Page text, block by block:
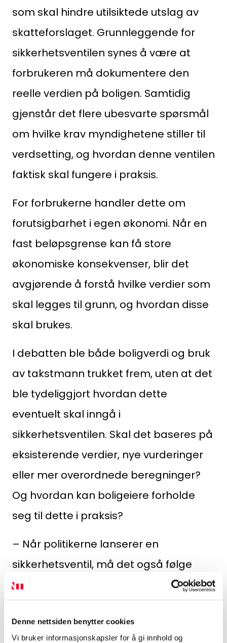
Denne nettsiden benytter cookies
Vi bruker informasjonskapsler for å gi innhold og
Søk
etter:
som skal hindre utilsiktede utslag av
skatteforslaget. Grunnleggende for
sikkerhetsventilen synes å være at
forbrukeren må dokumentere den
reelle verdien på boligen. Samtidig
gjenstår det flere ubesvarte spørsmål
om hvilke krav myndighetene stiller til
verdsetting, og hvordan denne ventilen
faktisk skal fungere i praksis.
For forbrukerne handler dette om
forutsigbarhet i egen økonomi. Når en
fast beløpsgrense kan få store
økonomiske konsekvenser, blir det
avgjørende å forstå hvilke verdier som
skal legges til grunn, og hvordan disse
skal brukes.
I debatten ble både boligverdi og bruk
av takstmann trukket frem, uten at det
ble tydeliggjort hvordan dette
eventuelt skal inngå i
sikkerhetsventilen. Skal det baseres på
eksisterende verdier, nye vurderinger
eller mer overordnede beregninger?
Og hvordan kan boligeiere forholde
seg til dette i praksis?
– Når politikerne lanserer en
sikkerhetsventil, må det også følge
tydelige forklaringer. Uten klare
rammer skapes det usikkerhet hos
vanlige boligeiere, sier Daniel Ø.